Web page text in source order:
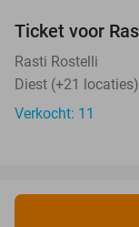
TODAY
Ticket voor
Rasti Rostelli
Diest (+21 locaties)
Verkocht: 11